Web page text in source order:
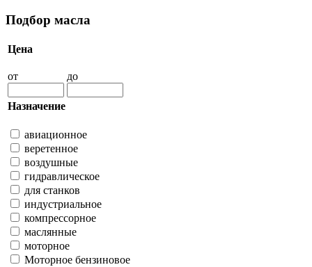
Подбор масла
Цена
от до
Назначение
авиационное
веретенное
воздушные
гидравлическое
для станков
индустриальное
компрессорное
маслянные
моторное
Моторное бензиновое